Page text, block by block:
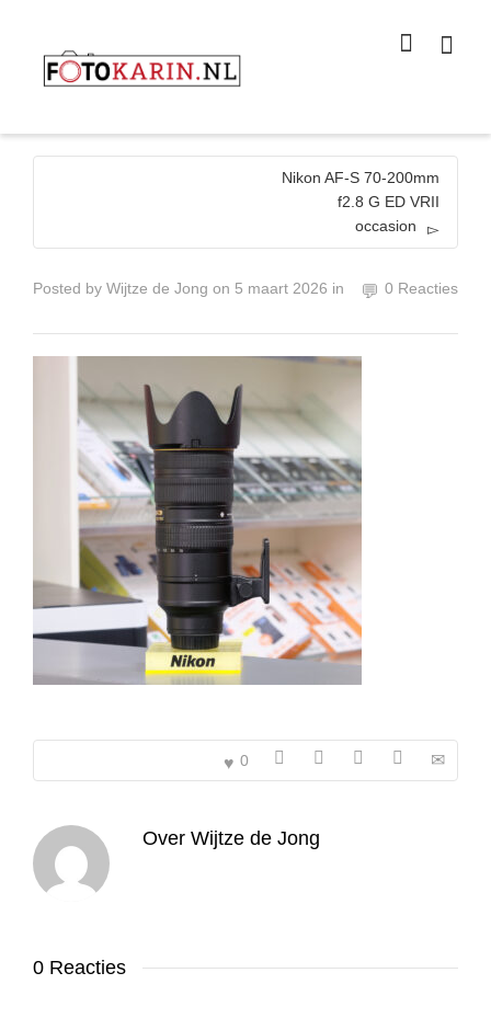
size
Show me the
Super Search
Nikon AF-S 70-200mm
f2.8 G ED VRII
occasion
Posted by Wijtze de Jong on 5 maart 2026 in 0 Reacties
0
Over Wijtze de Jong
0 Reacties